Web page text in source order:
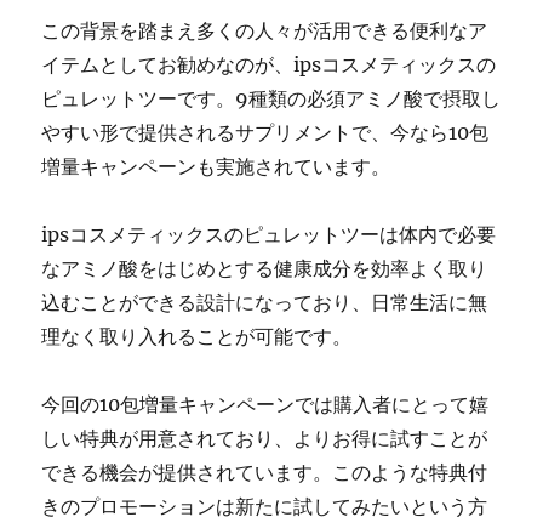
この背景を踏まえ多くの人々が活用できる便利なア
イテムとしてお勧めなのが、ipsコスメティックスの
ピュレットツーです。9種類の必須アミノ酸で摂取し
やすい形で提供されるサプリメントで、今なら10包
増量キャンペーンも実施されています。
ipsコスメティックスのピュレットツーは体内で必要
なアミノ酸をはじめとする健康成分を効率よく取り
込むことができる設計になっており、日常生活に無
理なく取り入れることが可能です。
今回の10包増量キャンペーンでは購入者にとって嬉
しい特典が用意されており、よりお得に試すことが
できる機会が提供されています。このような特典付
きのプロモーションは新たに試してみたいという方